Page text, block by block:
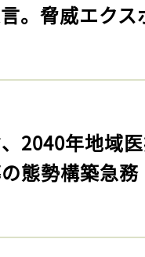
。脅威エク
、2040年地域
態勢構築急務